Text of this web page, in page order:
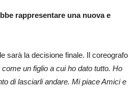
rappresentare una nuova e
sarà la decisione finale. Il coreografo
un figlio a cui ho dato tutto. Ho
di lasciarli andare. Mi piace Amici e